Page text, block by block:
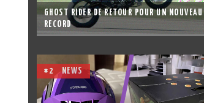
GHOST RIDER DE RETOUR POUR UN NOUVEAU
RECORD
#2 NEWS